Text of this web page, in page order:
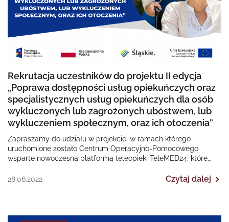
Rekrutacja uczestników do projektu II edycja
„Poprawa dostępności usług opiekuńczych oraz
specjalistycznych usług opiekuńczych dla osób
wykluczonych lub zagrożonych ubóstwem, lub
wykluczeniem społecznym, oraz ich otoczenia”
Zapraszamy do udziału w projekcie, w ramach którego
uruchomione zostało Centrum Operacyjno-Pomocowego
wsparte nowoczesną platformą teleopieki TeleMED24, które
28.06.2022
Czytaj dalej